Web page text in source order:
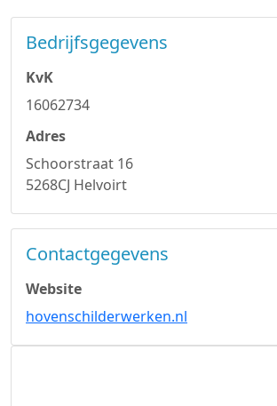
Bedrijfsgegevens
KvK
16062734
Adres
Schoorstraat 16
5268CJ Helvoirt
Contactgegevens
Website
hovenschilderwerken.nl